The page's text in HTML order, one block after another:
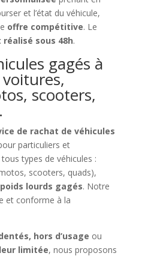
et l’état du véhicule,
offre compétitive. Le
sous 48h.
gagés à
scooters,
de rachat de véhicules
particuliers et
types de véhicules :
scooters, quads),
poids lourds gagés. Notre
et conforme à la
hors d’usage ou
limitée, nous proposons